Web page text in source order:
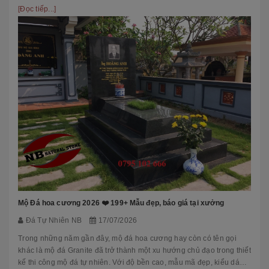
phầ...
[Đọc tiếp...]
Mộ Đá hoa cương 2026 ❤️ 199+ Mẫu đẹp, báo giá tại xưởng
Đá Tự Nhiên NB 17/07/2026
Trong những năm gần đây, mộ đá hoa cương hay còn có tên gọi
khác là mộ đá Granite đã trở thành một xu hướng chủ đạo trong thiết
kế thi công mộ đá tự nhiên. Với độ bền cao, mẫu mã đẹp, kiểu dáng